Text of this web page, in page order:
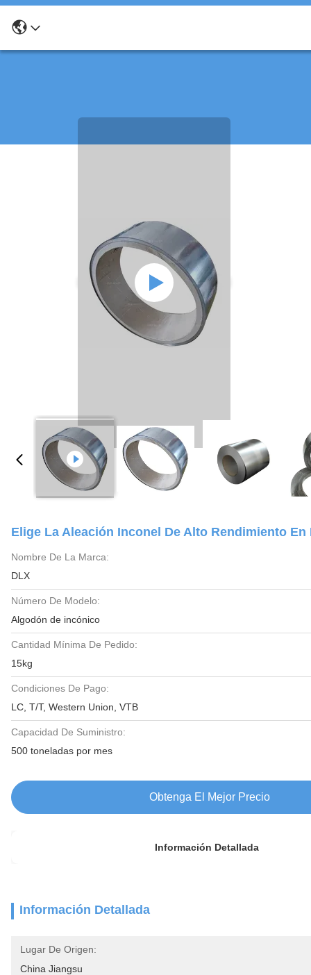
Elige La Aleación Inconel De Alto Rendimiento
Nombre De La Marca:
DLX
Número De Modelo:
Algodón de incónico
Cantidad Mínima De Pedido:
15kg
Condiciones De Pago:
LC, T/T, Western Union, VTB
Capacidad De Suministro:
500 toneladas por mes
Obtenga El Mejor Precio
Información Detallada
Información Detallada
Lugar De Origen:
China Jiangsu